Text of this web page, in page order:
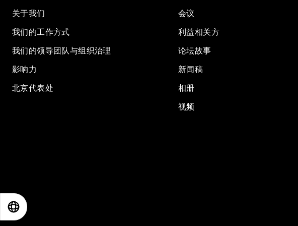
关于我们
我们的工作方式
我们的领导团队与组织治理
影响力
北京代表处
会议
利益相关方
论坛故事
新闻稿
相册
视频